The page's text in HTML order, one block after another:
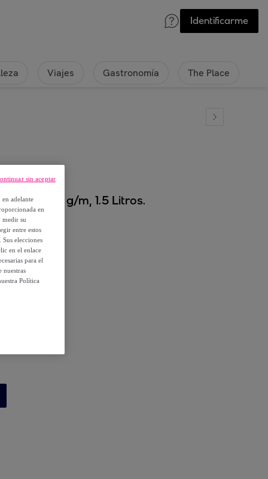
Identificarme
Viajes Gastronomía The Place
120 g/m, 1.5 Litros.
adelante
en
medir su
entre estos
elecciones
en el enlace
para el
nuestras
Política
sin aceptar